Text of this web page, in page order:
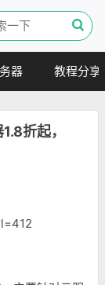
器 教程分享
建站教程
折起，